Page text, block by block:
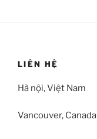
LIÊN HỆ
Hà nội, Việt Nam
Vancouver, Canada